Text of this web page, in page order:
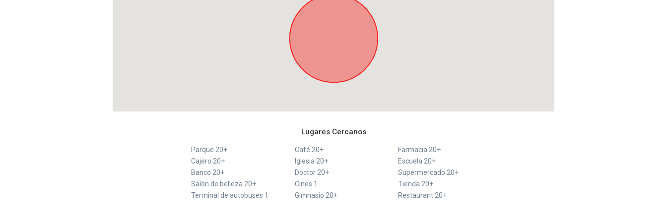
Lugares Cercanos
Parque 20+
Cajero 20+
Banco 20+
Salón de belleza 20+
Terminal de autobuses 1
Café 20+
Iglesia 20+
Doctor 20+
Cines 1
Gimnasio 20+
Farmacia 20+
Escuela 20+
Supermercado 20+
Tienda 20+
Restaurant 20+